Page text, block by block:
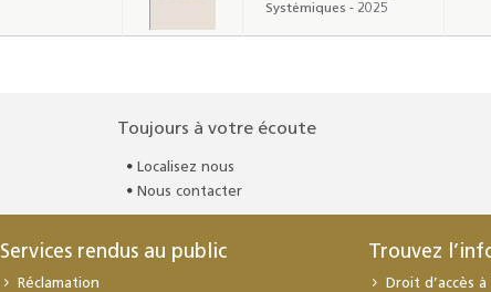
Systémiques - 2025
Toujours à votre écoute
Localisez nous
Nous contacter
Services rendus au public
Réclamation
Trouvez
Droit d’accès